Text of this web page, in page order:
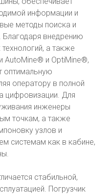
информации и
методы поиска и
Благодаря внедрению
а также
AutoMine® и OptiMine®,
оптимальную
оператору в полной
цифровизации. Для
инженеры
точкам, а также
узлов и
системам как в кабине,
стабильной,
Погрузчик